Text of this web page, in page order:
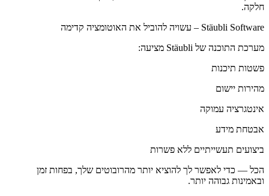
חלקה.
Stäubli Software – עשויה להוביל את האוטומציה קדימה
מערכת התוכנה של Stäubli מציעה:
פשטות תיכנות
מהירות יישום
אינטגרציה עמוקה
אבטחת מידע
ביצועים תעשייתיים ללא פשרות
הכל — כדי לאפשר לך להוציא יותר מהרובוטים שלך, בפחות זמן
ובאמינות גבוהה יותר.